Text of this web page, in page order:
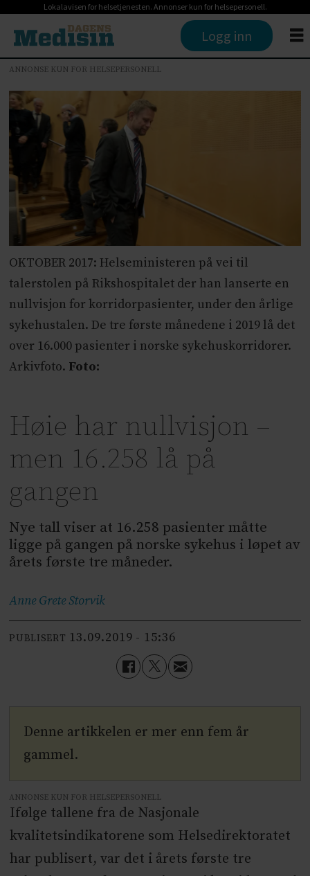
Lokalavisen for helsetjenesten. Annonser kun for helsepersonell.
Logg inn
ANNONSE KUN FOR HELSEPERSONELL
OKTOBER 2017: Helseministeren på vei til
talerstolen på Rikshospitalet der han lanserte en
nullvisjon for korridorpasienter, under den årlige
sykehustalen. De tre første månedene i 2019 lå det
over 16.000 pasienter i norske sykehuskorridorer.
Arkivfoto. Foto:
Høie har nullvisjon –
men 16.258 lå på
gangen
Nye tall viser at 16.258 pasienter måtte
ligge på gangen på norske sykehus i løpet av
årets første tre måneder.
Anne Grete Storvik
PUBLISERT 13.09.2019 - 15:36
Denne artikkelen er mer enn fem år
gammel.
ANNONSE KUN FOR HELSEPERSONELL
Ifølge tallene fra de Nasjonale
kvalitetsindikatorene som Helsedirektoratet
har publisert, var det i årets første tre